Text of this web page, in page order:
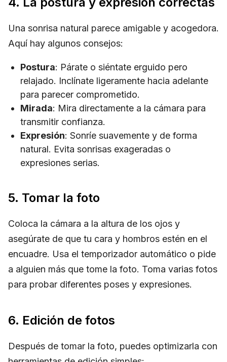
Una sonrisa natural parece amigable y acogedora.
Aquí hay algunos consejos:
Postura: Párate o siéntate erguido pero
relajado. Inclínate ligeramente hacia adelante
para parecer comprometido.
Mirada: Mira directamente a la cámara para
transmitir confianza.
Expresión: Sonríe suavemente y de forma
natural. Evita sonrisas exageradas o
expresiones serias.
5. Tomar la foto
Coloca la cámara a la altura de los ojos y
asegúrate de que tu cara y hombros estén en el
encuadre. Usa el temporizador automático o pide
a alguien más que tome la foto. Toma varias fotos
para probar diferentes poses y expresiones.
6. Edición de fotos
Después de tomar la foto, puedes optimizarla con